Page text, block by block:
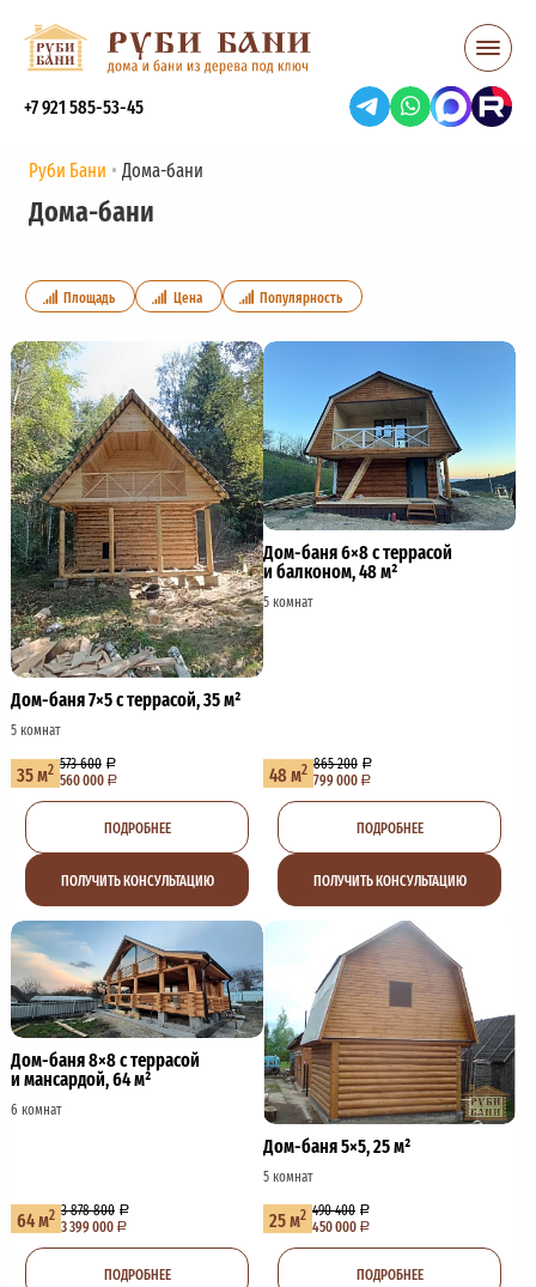
+7 921 585-53-45
Руби Бани Дома-бани
Дома-бани
Площадь Цена Популярность
Дом-баня 7×5 с террасой, 35 м²
5 комнат
35 м2 573 600
560 000
ПОДРОБНЕЕ
ПОЛУЧИТЬ КОНСУЛЬТАЦИЮ
Дом-баня 6×8 с террасой
и балконом, 48 м²
5 комнат
48 м2 865 200
799 000
ПОДРОБНЕЕ
ПОЛУЧИТЬ КОНСУЛЬТАЦИЮ
Дом-баня 8×8 с террасой
и мансардой, 64 м²
6 комнат
64 м2 3 878 800
3 399 000
ПОДРОБНЕЕ
Дом-баня 5×5, 25 м²
5 комнат
25 м2 490 400
450 000
ПОДРОБНЕЕ